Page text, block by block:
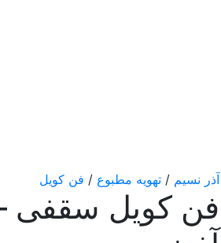
آذر نسیم /تهویه مطبوع / فن کویل